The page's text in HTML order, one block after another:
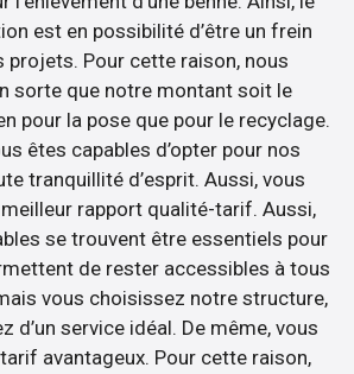
est en possibilité d’être un frein
projets. Pour cette raison, nous
sorte que notre montant soit le
pour la pose que pour le recyclage.
êtes capables d’opter pour nos
tranquillité d’esprit. Aussi, vous
rapport qualité-tarif. Aussi,
se trouvent être essentiels pour
de rester accessibles à tous
vous choisissez notre structure,
d’un service idéal. De même, vous
avantageux. Pour cette raison,